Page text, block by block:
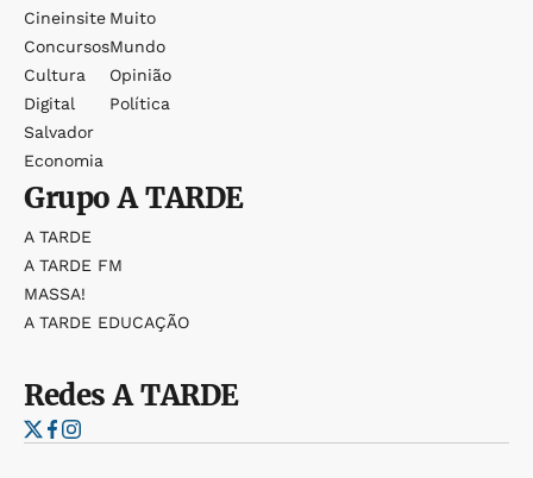
Cineinsite
Concursos
Cultura
Digital
Salvador
Economia
Muito
Mundo
Opinião
Política
GrupoA TARDE
A TARDE
A TARDE FM
MASSA!
A TARDE EDUCAÇÃO
RedesA TARDE